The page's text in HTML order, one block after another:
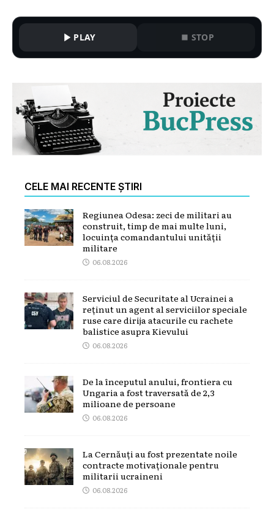
PLAY STOP
CELE MAI RECENTE ȘTIRI
Regiunea Odesa: zeci de militari au
construit, timp de mai multe luni,
locuința comandantului unității
militare
06.08.2026
Serviciul de Securitate al Ucrainei a
reținut un agent al serviciilor speciale
ruse care dirija atacurile cu rachete
balistice asupra Kievului
06.08.2026
De la începutul anului, frontiera cu
Ungaria a fost traversată de 2,3
milioane de persoane
06.08.2026
La Cernăuți au fost prezentate noile
contracte motivaționale pentru
militarii ucraineni
06.08.2026